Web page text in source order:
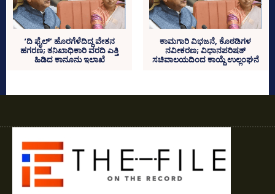
‘ದಿ ಫೈಲ್‌’ ಹೊರಗೆಳೆದಿದ್ದ ವೇತನ
ಹಗರಣ; ತನಿಖಾಧಿಕಾರಿ ವರದಿ ಎತ್ತಿ
ಹಿಡಿದ ಕಾನೂನು ಇಲಾಖೆ
ಕಾಮಗಾರಿ ವಿಭಜನೆ, ಕೊಠಡಿಗಳ
ನವೀಕರಣ; ವಿಧಾನಪರಿಷತ್‌
ಸಚಿವಾಲಯದಿಂದ ಕಾಯ್ದೆ ಉಲ್ಲಂಘನೆ